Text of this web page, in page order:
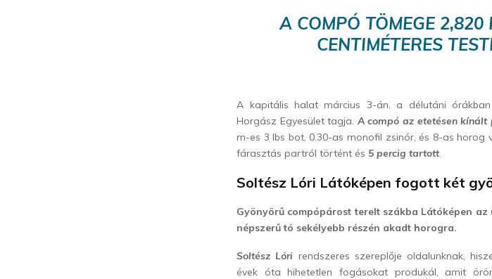
A COMPÓ TÖMEGE 2,820
CENTIMÉTERES
A kapitális halat március 3-án, a délutáni
Horgász Egyesület tagja. A compó az etetésen
m-es 3 lbs bot, 0.30-as monofil zsinór, és 8-as horog
fárasztás partról történt és 5 percig tartott.
Soltész Lóri Látóképen fogott két
Gyönyörű compópárost terelt szákba Látóképen
népszerű tó sekélyebb részén akadt horogra.
Soltész Lóri rendszeres szereplője oldalunknak,
évek óta hihetetlen fogásokat produkál, amit